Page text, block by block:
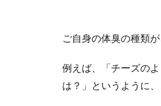
ご自身の体臭の種類
例えば、「チーズの
は？」というように